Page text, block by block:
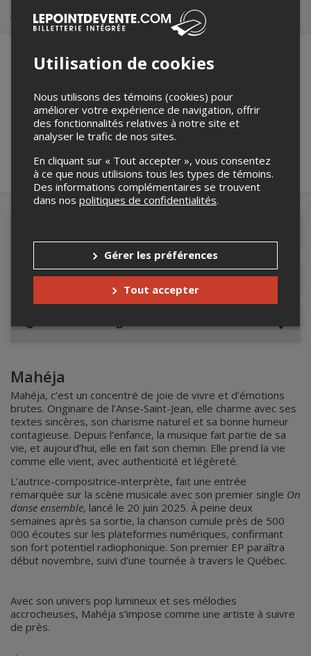
Achat de billets
Merci de confirmer que vous n'êtes pas un
robot ci-bas.
Lieu de l'événement
Mahéja
Mahéja, c’est un concentré de joie de vivre et d’émotions
brutes. Originaire de l’Anse-Saint-Jean, elle charme avec ses
textes sincères, son charisme naturel et sa bonne humeur
contagieuse. Depuis l’enfance, la musique fait partie de sa
vie, et aujourd’hui, elle en fait son chemin. Elle prend la vie
comme elle vient, avec authenticité et légèreté.
L’autrice-compositrice-interprète, fait une entrée
remarquée sur la scène musicale avec son premier single On
danse ensemble, lancé le 20 juin 2025. À peine deux
semaines après sa sortie, la chanson cumule près de 500
000 écoutes sur les plateformes numériques, confirmant
son fort potentiel radiophonique. Son premier EP paraîtra
début novembre, suivi d’une tournée à travers le Québec.
Avec son univers pop lumineux et ses mélodies
accrocheuses, Mahéja s’impose comme une artiste à suivre
de près.
Utilisation de cookies
Nous utilisons des témoins (cookies) pour
améliorer votre expérience de navigation, offrir
des fonctionnalités relatives à notre site et
analyser le trafic de nos sites.
En cliquant sur « Tout accepter », vous consentez
à ce que nous utilisions tous les types de témoins.
Des informations complémentaires se trouvent
dans nos politiques de confidentialités.
Gérer les préférences
Tout accepter